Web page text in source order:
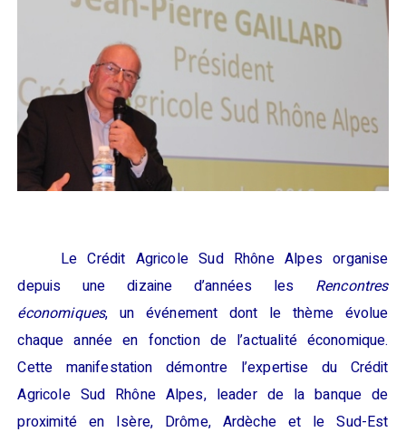
Le Crédit Agricole Sud Rhône Alpes organise
depuis une dizaine d’années
les Rencontres
économiques, un événement dont le thème évolue
chaque année en fonction de l’actualité économique.
Cette manifestation démontre l’expertise du Crédit
Agricole Sud Rhône Alpes, leader de la banque de
proximité en Isère, Drôme, Ardèche et le Sud-Est